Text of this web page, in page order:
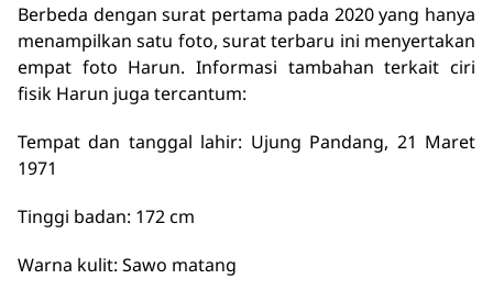
Berbeda dengan surat pertama pada 2020 yang hanya
menampilkan satu foto, surat terbaru ini menyertakan
empat foto Harun. Informasi tambahan terkait ciri
fisik Harun juga tercantum:
Tempat dan tanggal lahir: Ujung Pandang, 21 Maret
1971
Tinggi badan: 172 cm
Warna kulit: Sawo matang